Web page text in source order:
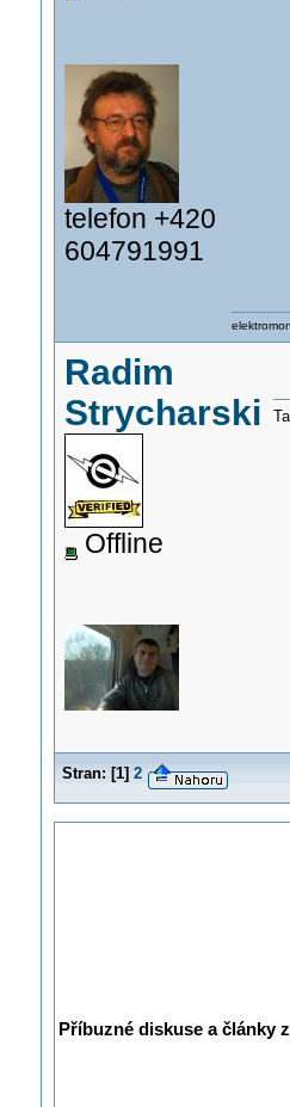
telefon +420
604791991
Radim
Strycharski
Offline
Stran: [1] 2
Příbuzné diskuse a články